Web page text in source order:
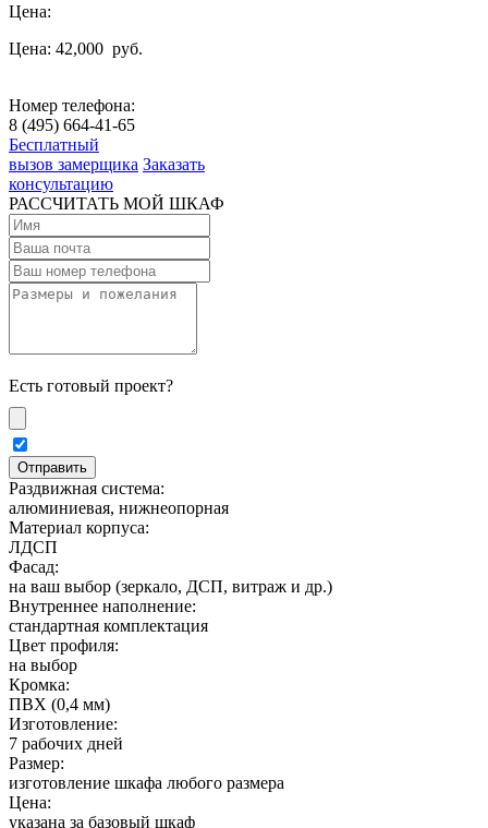
Цена:
Цена: 42,000 руб.
Номер телефона:
8 (495) 664-41-65
Бесплатный
вызов замерщика Заказать
консультацию
РАССЧИТАТЬ МОЙ ШКАФ
Есть готовый проект?
Раздвижная система:
алюминиевая, нижнеопорная
Материал корпуса:
ЛДСП
Фасад:
на ваш выбор (зеркало, ДСП, витраж и др.)
Внутреннее наполнение:
стандартная комплектация
Цвет профиля:
на выбор
Кромка:
ПВХ (0,4 мм)
Изготовление:
7 рабочих дней
Размер:
изготовление шкафа любого размера
Цена:
указана за базовый шкаф